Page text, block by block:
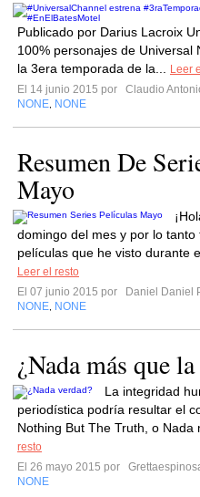
Publicado por Darius Lacroix
100% personajes de Universal
la 3era temporada de la...
Leer
El 14 junio 2015 por
Claudio
NONE NONE
Resumen De
Mayo
domingo del mes y por lo
películas que he visto durante
Leer el resto
El 07 junio 2015 por
Daniel Daniel
NONE NONE
¿Nada más que
La integridad
periodística podría resultar el
Nothing But The Truth, o Nada
resto
El 26 mayo 2015 por
NONE